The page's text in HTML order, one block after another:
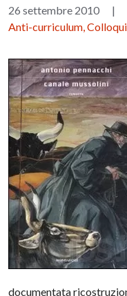
26 settembre 2010 |
Anti-curriculum,
documentata